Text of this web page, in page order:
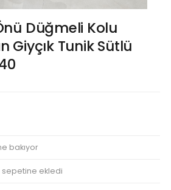
Düğmeli Kolu
Giyçık Tunik Sütlü
bakıyor
sepetine ekledi